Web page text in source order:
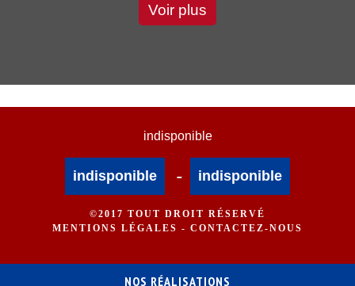
NOS RÉALISATIONS
Voir plus
indisponible
indisponible - indisponible
©2017 TOUT DROIT RÉSERVÉ
MENTIONS LÉGALES - CONTACTEZ-NOUS